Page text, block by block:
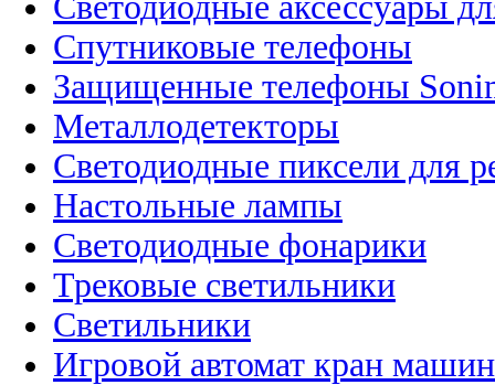
Спутниковые телефоны
Защищенные телефоны
Металлодетекторы
Светодиодные пиксели для
Настольные лампы
Светодиодные фонарики
Трековые светильники
Светильники
Игровой автомат кран